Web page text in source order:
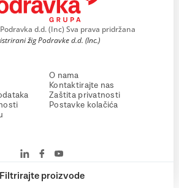
Filtrirajte proizvode
d.d. (Inc) Sva prava pridržana
žig Podravke d.d. (Inc.)
O nama
Kontaktirajte nas
Zaštita privatnosti
Postavke kolačića